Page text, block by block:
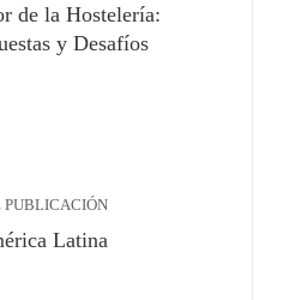
de la Hostelería:
y Desafíos
PUBLICACIÓN
Latina